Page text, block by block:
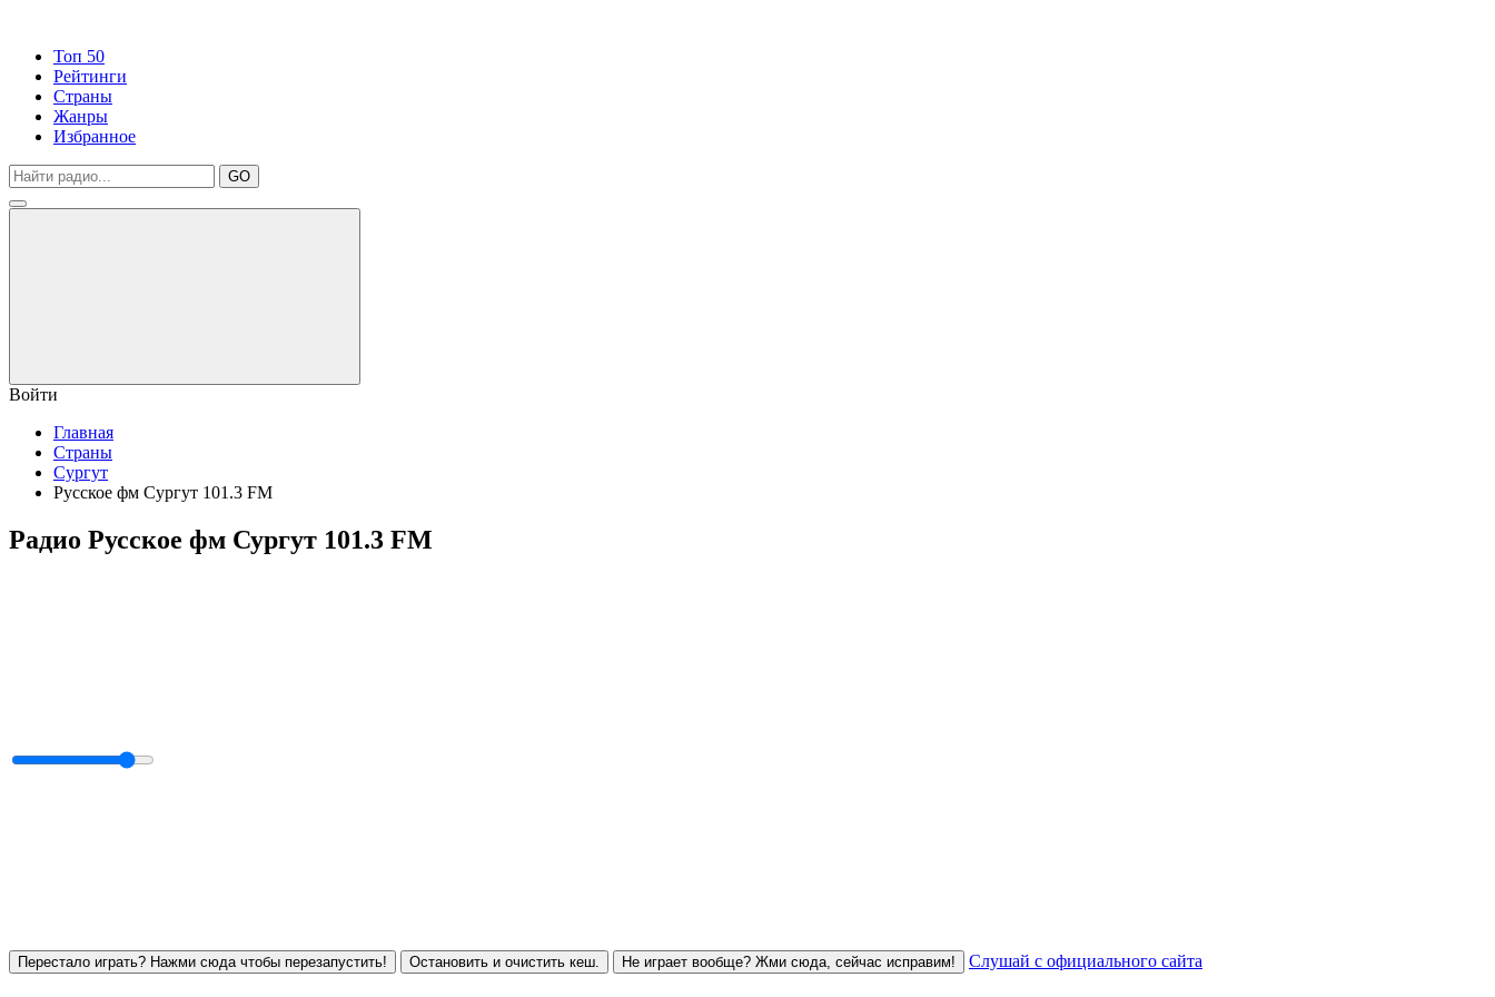
Топ 50
Рейтинги
Страны
Жанры
Избранное
GO
Войти
Главная
Страны
Сургут
Русское фм Сургут 101.3 FM
Радио Русское фм Сургут 101.3 FM
Перестало играть? Нажми сюда чтобы перезапустить! Остановить и очистить кеш. Не играет вообще? Жми сюда, сейчас исправим! Слушай с официального сайта